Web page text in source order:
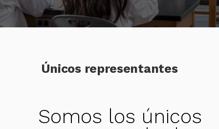
Únicos representantes
Somos los únicos